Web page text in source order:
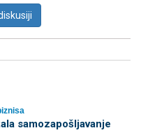
samozapošljavanje